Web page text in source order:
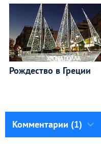
Рождество в Греции
Комментарии (1)